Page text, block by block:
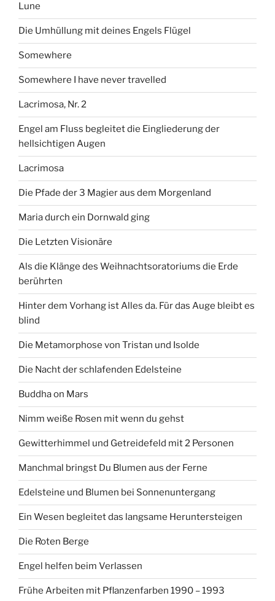
Lune
Die Umhüllung mit deines Engels Flügel
Somewhere
Somewhere I have never travelled
Lacrimosa, Nr. 2
Engel am Fluss begleitet die Eingliederung der
hellsichtigen Augen
Lacrimosa
Die Pfade der 3 Magier aus dem Morgenland
Maria durch ein Dornwald ging
Die Letzten Visionäre
Als die Klänge des Weihnachtsoratoriums die Erde
berührten
Hinter dem Vorhang ist Alles da. Für das Auge bleibt es
blind
Die Metamorphose von Tristan und Isolde
Die Nacht der schlafenden Edelsteine
Buddha on Mars
Nimm weiße Rosen mit wenn du gehst
Gewitterhimmel und Getreidefeld mit 2 Personen
Manchmal bringst Du Blumen aus der Ferne
Edelsteine und Blumen bei Sonnenuntergang
Ein Wesen begleitet das langsame Heruntersteigen
Die Roten Berge
Engel helfen beim Verlassen
Frühe Arbeiten mit Pflanzenfarben 1990 – 1993